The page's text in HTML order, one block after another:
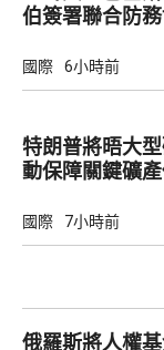
伯簽署聯合防
國際 6小時前
特朗普將晤大
動保障關鍵礦
國際 7小時前
俄羅斯將人權